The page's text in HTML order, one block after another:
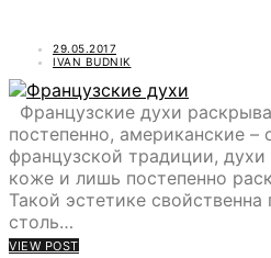
29.05.2017
IVAN BUDNIK
Французские духи
постепенно, американские –
французской традиции,
коже и лишь постепенно
Такой эстетике
столь…
VIEW POST